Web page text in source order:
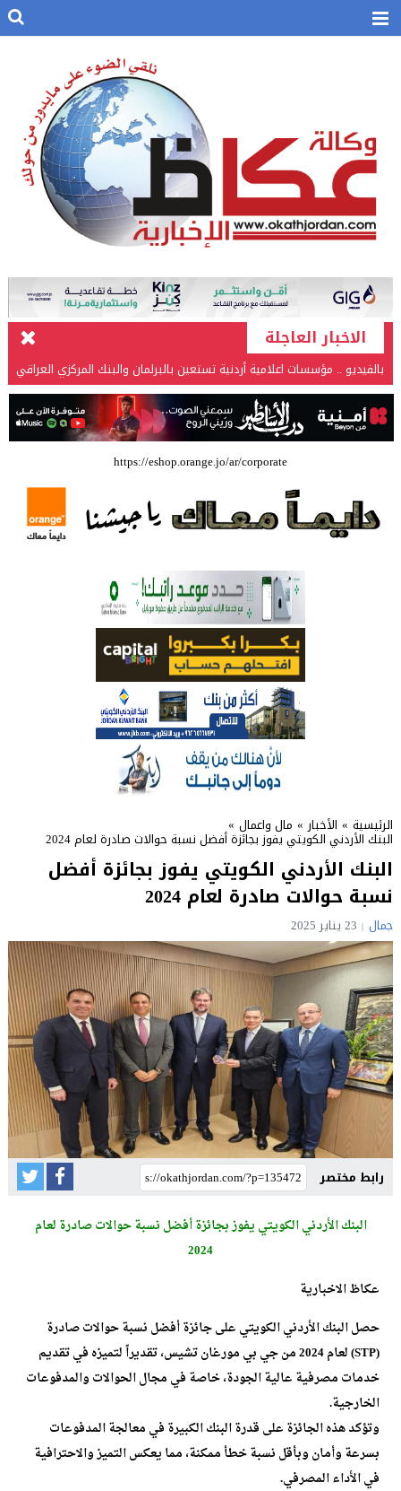
الاخبار العاجلة
بالفيديو .. مؤسسات اعلامية أردنية تستعين بالبرلمان والبنك المركزي العراقي
في قضيتها مع طارق الحسن
بالفيديو .. إرادة القائد ثم التعليم ثم الصناعة والزراعة قذفت ببنجلاديش خلال
عشرين عاما من دخل الفرد ٤٠٠$ سنويا الى ٦٠٠٠ $ ، فهل نستطيع ؟؟؟؟؟
شركة تسابيح للسياحة والسفر تسير اول رحلة لحجاج بيت الله الحرام عبر مطار
الملكة علياء الدولي – صور
العلمية الثقافية الأردنية
حملة للتبرع بالدم في جامعة الزيتونة الأردنية
https://eshop.orange.jo/ar/corporate
الرئيسية » الأخبار » مال واعمال »
البنك الأردني الكويتي يفوز بجائزة أفضل نسبة حوالات صادرة لعام 2024
البنك الأردني الكويتي يفوز بجائزة أفضل
نسبة حوالات صادرة لعام 2024
جمال 23 يناير 2025
رابط مختصر
البنك الأردني الكويتي يفوز بجائزة أفضل نسبة حوالات صادرة لعام
2024
عكاظ الاخبارية
حصل البنك الأردني الكويتي على جائزة أفضل نسبة حوالات صادرة
(STP) لعام 2024 من جي بي مورغان تشيس، تقديراً لتميزه في تقديم
خدمات مصرفية عالية الجودة، خاصة في مجال الحوالات والمدفوعات
الخارجية.
وتؤكد هذه الجائزة على قدرة البنك الكبيرة في معالجة المدفوعات
بسرعة وأمان وبأقل نسبة خطأ ممكنة، مما يعكس التميز والاحترافية
في الأداء المصرفي.